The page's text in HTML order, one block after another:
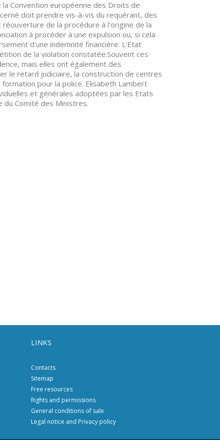
Convention européenne des Droits de
doit prendre vis-à-vis du requérant, des
de la procédure à l'origine de la
à procéder à une expulsion ou, si cela
d'une indemnité financière. L'Etat
de la violation constatée.Souvent ces
mais elles ont également des
le retard judiciaire, la construction de centres
pour la police. Elisabeth Lambert
et générales adoptées par les Etats
Comité des Ministres.
LINKS
Contacts
Sitemap
Free resources
Rights and permissions
General conditions of sale
Legal notice and Privacy policy